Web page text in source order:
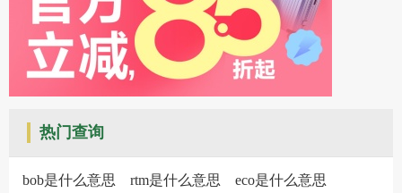
热门查询
bob是什么意思 rtm是什么意思
eco是什么意思